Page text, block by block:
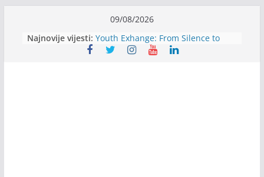
content
09/08/2026
Najnovije vijesti: Filmovi za budućnost / Films for
Future
Youth Exhange: From Silence to